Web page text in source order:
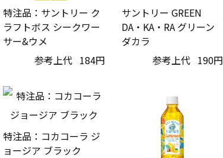
特注品：サントリー ク
ラフトボス シークワー
サー&ウメ
参考上代 184円
サントリー GREEN
DA・KA・RA グリーン
ダカラ
参考上代 190円
特注品：コカコーラ ジ
ョージア ブラック